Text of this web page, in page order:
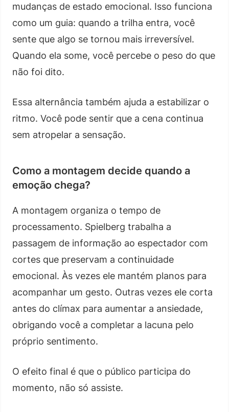
mudanças de estado emocional. Isso funciona
como um guia: quando a trilha entra, você
sente que algo se tornou mais irreversível.
Quando ela some, você percebe o peso do que
não foi dito.
Essa alternância também ajuda a estabilizar o
ritmo. Você pode sentir que a cena continua
sem atropelar a sensação.
Como a montagem decide quando a
emoção chega?
A montagem organiza o tempo de
processamento. Spielberg trabalha a
passagem de informação ao espectador com
cortes que preservam a continuidade
emocional. Às vezes ele mantém planos para
acompanhar um gesto. Outras vezes ele corta
antes do clímax para aumentar a ansiedade,
obrigando você a completar a lacuna pelo
próprio sentimento.
O efeito final é que o público participa do
momento, não só assiste.